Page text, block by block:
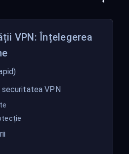
VPN: Înțelegerea
VPN